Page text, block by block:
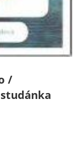
/